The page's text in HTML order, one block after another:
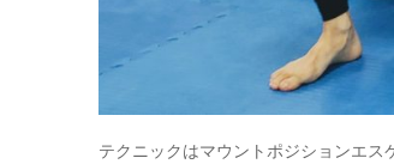
テクニックはマウントポジションエス